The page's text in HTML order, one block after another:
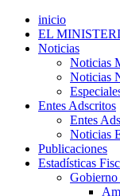
inicio
EL
Noticias
Noticias
Noticias
Entes Adscritos
Entes
Noticias
Publicaciones
Estadísticas
Gobierno